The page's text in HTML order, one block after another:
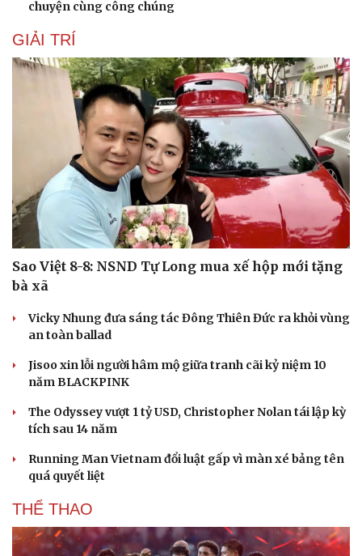
Săn Tour
check-in
Podcast
Câu chuyện thời sự
Đọc truyện đêm khuya
Cửa sổ tình yêu
Kể chuyện cho bé
Hạt giống tâm hồn
chuyện cùng công chúng
GIẢI TRÍ
Sao Việt 8-8: NSND Tự Long mua xế hộp mới tặng
bà xã
Vicky Nhung đưa sáng tác Đông Thiên Đức ra khỏi vùng
an toàn ballad
Jisoo xin lỗi người hâm mộ giữa tranh cãi kỷ niệm 10
năm BLACKPINK
The Odyssey vượt 1 tỷ USD, Christopher Nolan tái lập kỳ
tích sau 14 năm
Running Man Vietnam đổi luật gấp vì màn xé bảng tên
quá quyết liệt
THỂ THAO